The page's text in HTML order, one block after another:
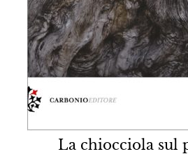
La chiocciola sul